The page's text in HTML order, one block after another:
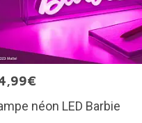
néon LED Barbie